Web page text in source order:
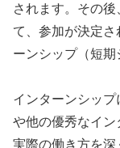
されます。その
て、参加が決定
ーンシップ（短期
インターンシッ
や他の優秀なイ
実際の働き方を深